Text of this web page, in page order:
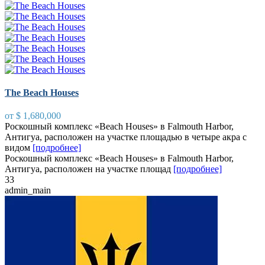
The Beach Houses
от $ 1,680,000
Роскошный комплекс «Beach Houses» в Falmouth Harbor,
Антигуа, расположен на участке площадью в четыре акра с
видом [подробнее]
Роскошный комплекс «Beach Houses» в Falmouth Harbor,
Антигуа, расположен на участке площад [подробнее]
33
admin_main